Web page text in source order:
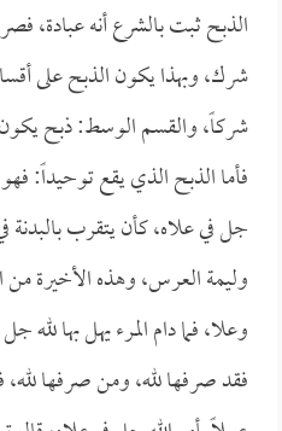
الذبح ثبت بالشرع أنه عبادة،
شرك، وبهذا يكون الذبح على
شركاً، والقسم الوسط: ذبح
فأما الذبح الذي يقع توحيداً:
جل في علاه، كأن يتقرب بالبدنة
وليمة العرس، وهذه الأخيرة
وعلا، فما دام المرء يهل بها لله
فقد صرفها لله، ومن صرفها لله،